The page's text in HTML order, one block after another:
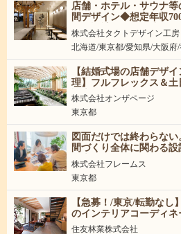
店舗・ホテル・サウナ
間デザイン◆想定年収
画・設計から引き渡しま
株式会社タクトデザイン工房
北海道/東京都/愛知県/大阪府
【結婚式場の店舗デザ
理】フルフレックス＆土
証上場企業で活躍！
株式会社オンザページ
東京都
図面だけでは終わらな
間づくり全体に関わる
｜未経験可
株式会社フレームス
東京都
【急募！/東京/転勤なし
のインテリアコーディネ
住友林業株式会社